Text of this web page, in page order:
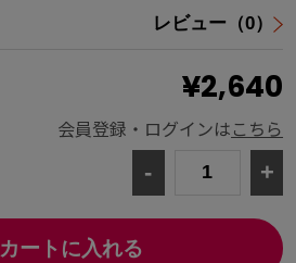
レビュー（0）
¥2,640
会員登録・ログインはこちら
- +
カートに入れる